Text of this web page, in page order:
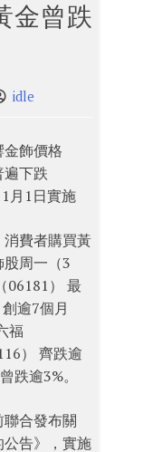
金曾跌
idle
飾價格
下跌
月1日實施
費者購買黃
周一（3
06181） 最
逾7個月
福
） 齊跌逾
跌逾3%。
合發布關
公告》，實施